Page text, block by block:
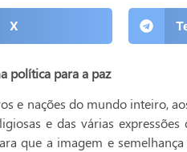
X
política para a paz
e nações do mundo inteiro,
e das várias expressões
que a imagem e semelhança